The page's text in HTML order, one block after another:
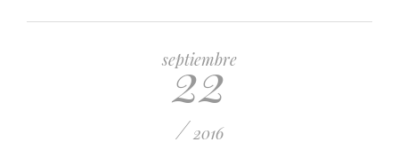
septiembre
22
/ 2016